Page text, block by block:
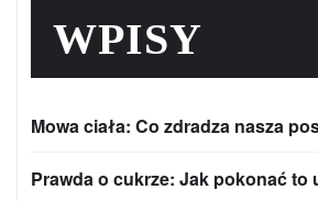
WPISY
Mowa ciała: Co zdradza nasza
Prawda o cukrze: Jak pokonać to